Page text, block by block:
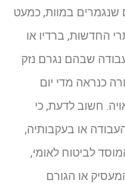
במוות, כמעט
החדשות, ברדיו או
שבהם נגרם נזק
כנראה מדי יום
חשוב לדעת, כי
או בעקבותיה,
לביטוח לאומי,
או הגורם